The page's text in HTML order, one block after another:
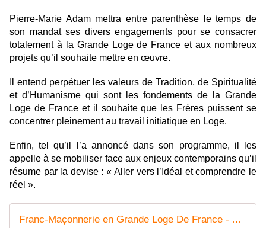
Pierre-Marie Adam mettra entre parenthèse le temps de
son mandat ses divers engagements pour se consacrer
totalement à la Grande Loge de France et aux nombreux
projets qu’il souhaite mettre en œuvre.
Il entend perpétuer les valeurs de Tradition, de Spiritualité
et d’Humanisme qui sont les fondements de la Grande
Loge de France et il souhaite que les Frères puissent se
concentrer pleinement au travail initiatique en Loge.
Enfin, tel qu’il l’a annoncé dans son programme, il les
appelle à se mobiliser face aux enjeux contemporains qu’il
résume par la devise : « Aller vers l’Idéal et comprendre le
réel ».
Franc-Maçonnerie en Grande Loge De France - Accueil